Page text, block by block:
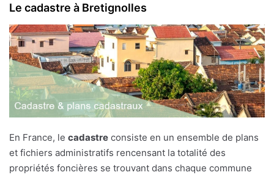
Le cadastre à Bretignolles
En France, le cadastre consiste en un ensemble de plans
et fichiers administratifs rencensant la totalité des
propriétés foncières se trouvant dans chaque commune